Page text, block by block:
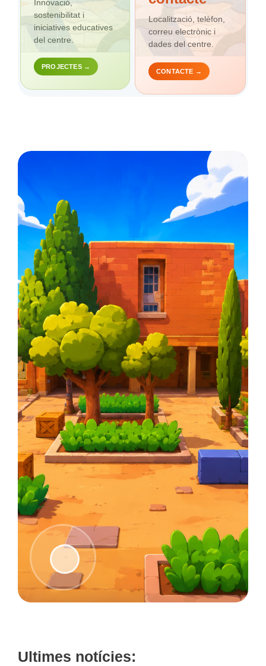
Innovació,
sostenibilitat i
iniciatives educatives
del centre.
PROJECTES →
Localització, telèfon,
correu electrònic i
dades del centre.
CONTACTE →
Ultimes notícies: